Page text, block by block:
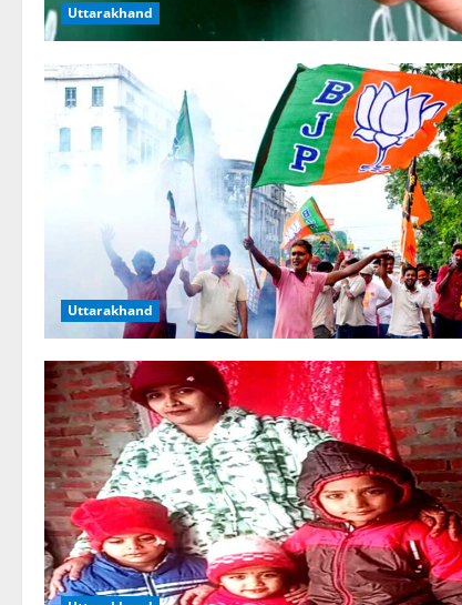
Uttarakhand
Uttarakhand